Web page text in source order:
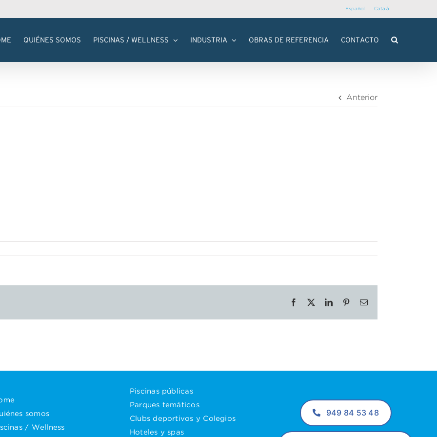
Español Català
QUIÉNES SOMOS PISCINAS / WELLNESS INDUSTRIA OBRAS DE REFERENCIA CONTACTO
Anterior
Facebook LinkedInPinterestCorreo
somos
/ Wellness
Piscinas públicas
Parques temáticos
Clubs deportivos y Colegios
Hoteles y spas
949 84 53 48